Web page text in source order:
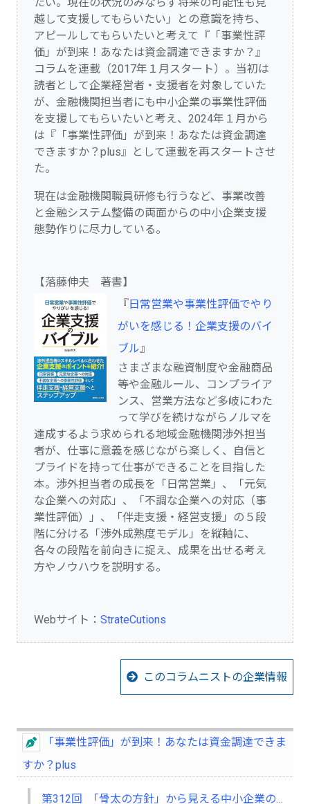
越して支援してもらいたい」との意識を持ち、
アピールしてもらいたいと考えて『「事業性評
価」が到来！あなたは資金調達できますか？』
コラムを連載（2017年１月スタート）。当初は
読者として企業経営者・支援者を対象していた
が、金融機関担当者にも中小企業の事業性評価
を支援してもらいたいと考え、2024年１月から
は『「事業性評価」が到来！あなたは資金調達
できますか？plus』として連載を再スタートさせ
た。
現在は金融機関職員研修も行うなど、事業改善
と金融システム整備の両面からの中小企業支援
態勢作りに尽力している。
【落藤伸夫 著書】
『日常営業や事業性評価でやり
がいを感じる！企業支援のバイ
ブル 』
さまざまな融資制度や金融商品
等や金融ルール、コンプライア
ンス、営業方法など多岐にわた
って学びを続けながらノルマを
達成するよう求められる地域金融機関渉外担当
者が、仕事に意義を感じながら楽しく、自信と
プライドを持って仕事ができることを目指した
本。渉外担当者の成長を「日常営業」、「元気
な企業への対応」、「不調な企業への対応（事
業性評価）」、「伴走支援・経営支援」の５段
階に分ける「渉外成熟度モデル」を縦軸に、
各々の段階を前向きに捉え、成果を出せる考え
方やノウハウを説明する。
Webサイト： StrateCutions
このコラムニストの企業情報
「事業性評価」が到来！あなたは資金調達できま
すか？plus